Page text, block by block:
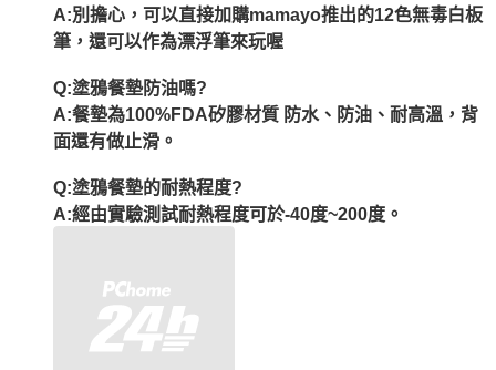
A:別擔心，可以直接加購mamayo推出的12色無毒白板
筆，還可以作為漂浮筆來玩喔
Q:塗鴉餐墊防油嗎?
A:餐墊為100%FDA矽膠材質 防水、防油、耐高溫，背
面還有做止滑。
Q:塗鴉餐墊的耐熱程度?
A:經由實驗測試耐熱程度可於-40度~200度。